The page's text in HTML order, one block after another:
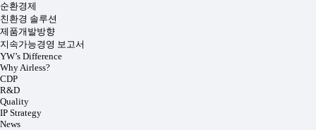
순환경제
친환경 솔루션
제품개발방향
지속가능경영 보고서
YW’s Difference
Why Airless?
CDP
R&D
Quality
IP Strategy
News